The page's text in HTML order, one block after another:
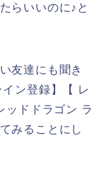
らいいのに♪と
友達にも聞き
ン登録】【 レ
ッドドラゴン ラ
みることにし